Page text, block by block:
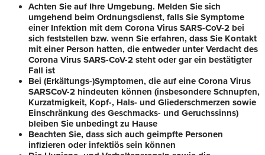
Achten Sie auf Ihre Umgebung. Melden Sie sich
umgehend beim Ordnungsdienst, falls Sie Symptome
einer Infektion mit dem Corona Virus SARS-CoV-2 bei
sich feststellen bzw. wenn Sie erfahren, dass Sie Kontakt
mit einer Person hatten, die entweder unter Verdacht des
Corona Virus SARS-CoV-2 steht oder gar ein bestätigter
Fall ist
Bei (Erkältungs-)Symptomen, die auf eine Corona Virus
SARSCoV-2 hindeuten können (insbesondere Schnupfen,
Kurzatmigkeit, Kopf-, Hals- und Gliederschmerzen sowie
Einschränkung des Geschmacks- und Geruchssinns)
bleiben Sie unbedingt zu Hause
Beachten Sie, dass sich auch geimpfte Personen
infizieren oder infektiös sein können